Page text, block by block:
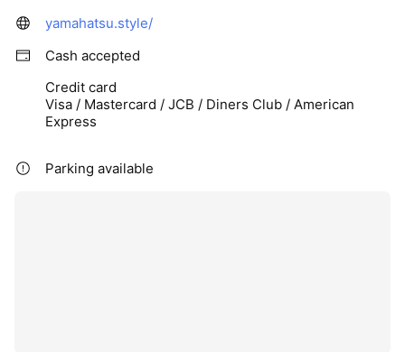
yamahatsu.style/
Cash accepted
Credit card
Visa / Mastercard / JCB / Diners Club / American
Express
Parking available